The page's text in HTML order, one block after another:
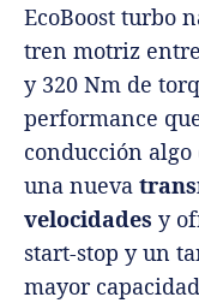
EcoBoost turbo
tren motriz
y 320 Nm de
performance
conducción
una nueva
velocidades y
start-stop y un
mayor